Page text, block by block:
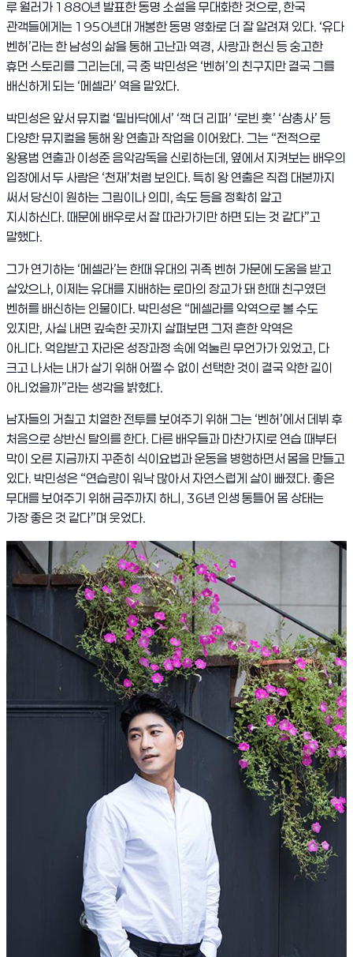
루 월러가 1880년 발표한 동명 소설을 무대화한 것으로, 한국
관객들에게는 1950년대 개봉한 동명 영화로 더 잘 알려져 있다. ‘유다
벤허 ’라는 한 남성의 삶을 통해 고난과 역경, 사랑과 헌신 등 숭고한
휴먼 스토리를 그리는데 , 극 중 박민성은 ‘벤허 ’의 친구지만 결국 그를
배신하게 되는 ‘메셀라’ 역을 맡았다.
박민성은 앞서 뮤지컬 ‘밑바닥에서’ ‘잭 더 리퍼 ’ ‘로빈 훗’ ‘삼총사’ 등
다양한 뮤지컬을 통해 왕 연출과 작업을 이어왔다. 그는 “전적으로
왕용범 연출과 이성준 음악감독을 신뢰하는데 , 옆에서 지켜보는 배우의
입장에서 두 사람은 ‘천재’처럼 보인다. 특히 왕 연출은 직접 대본까지
써서 당신이 원하는 그림이나 의미 , 속도 등을 정확히 알고
지시하신다. 때문에 배우로서 잘 따라가기만 하면 되는 것 같다”고
말했다.
그가 연기하는 ‘메셀라’는 한때 유대의 귀족 벤허 가문에 도움을 받고
살았으나 이제는 유대를 지배하는 로마의 장교가 돼 한때 친구였던
벤허를 배신하는 인물이다 박민성은 “메셀라를 악역으로 볼 수도
있지만 사실 내면 깊숙한 곳까지 살펴보면 그저 흔한 악역은
아니다 억압받고 자라온 성장과정 속에 억눌린 무언가가 있었고 다
크고 나서는 내가 살기 위해 어쩔 수 없이 선택한 것이 결국 악한 길이
아니었을까”라는 생각을 밝혔다
남자들의 거칠고 치열한 전투를 보여주기 위해 그는 ‘벤허 ’에서 데뷔 후
처음으로 상반신 탈의를 한다. 다른 배우들과 마찬가지로 연습 때부터
막이 오른 지금까지 꾸준히 식이요법과 운동을 병행하면서 몸을 만들고
있다. 박민성은 “연습량이 워낙 많아서 자연스럽게 살이 빠졌다. 좋은
무대를 보여주기 위해 금주까지 하니 , 36년 인생 통틀어 몸 상태는
가장 좋은 것 같다”며 웃었다.